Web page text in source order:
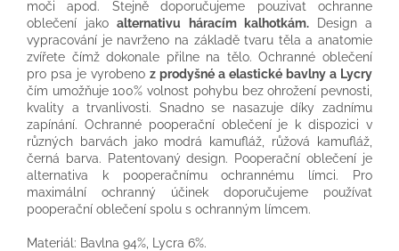
moči apod. Stejně doporučujeme pouzivat
ochranne
oblečení
jako alternativu háracím kalhotkám.
Design a
vypracování je navrženo na základě tvaru těla a anatomie
zvířete čímž dokonale přilne na tělo. Ochranné oblečení
pro psa je vyrobeno z prodyšné a elastické bavlny a Lycry
čím umožňuje 100% volnost pohybu bez ohrožení pevnosti,
kvality a trvanlivosti. Snadno se nasazuje díky zadnímu
zapínání. Ochranné pooperační oblečení je k dispozici v
různých barvách jako modrá kamufláž, růžová kamufláž,
černá barva. Patentovaný design. Pooperační oblečení je
alternativa k pooperačnímu ochrannému límci. Pro
maximální ochranný účinek doporučujeme používat
pooperační oblečení spolu s ochranným límcem.
Materiál: Bavlna 94%, Lycra 6%.